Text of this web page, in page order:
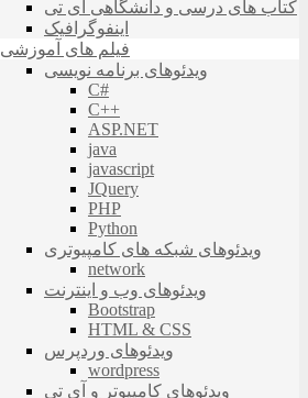
کتاب های درسی و دانشگاهی آی تی
اینفوگرافیک
فیلم های آموزشی
ویدئوهای برنامه نویسی
C#
C++
ASP.NET
java
javascript
JQuery
PHP
Python
ویدئوهای شبکه های کامپیوتری
network
ویدئوهای وب و اینترنت
Bootstrap
HTML & CSS
ویدئوهای وردپرس
wordpress
ویدئوهای کامپیوتر و آی تی